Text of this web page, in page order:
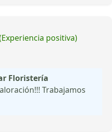
positiva)
Floristería
Trabajamos